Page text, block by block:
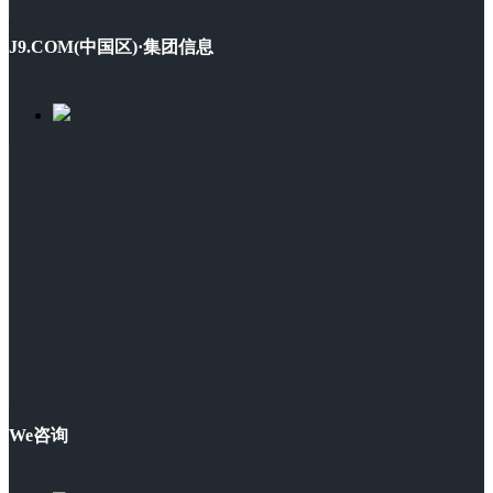
J9.COM(中国区)·集团信息
We咨询